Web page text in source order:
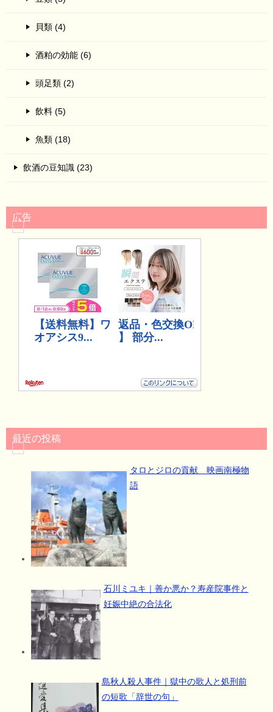
貝類 (4)
酒粕の効能 (6)
頭足類 (2)
飲料 (5)
魚類 (18)
飲酒の豆知識 (23)
広告
最近の投稿
タロとジロの貢献 映画南極物
語
石川ミユキ｜善か悪か？寿産院事件と
妊娠中絶の合法化
島秋人殺人事件｜獄中の歌人と処刑前
の短歌「辞世の句」